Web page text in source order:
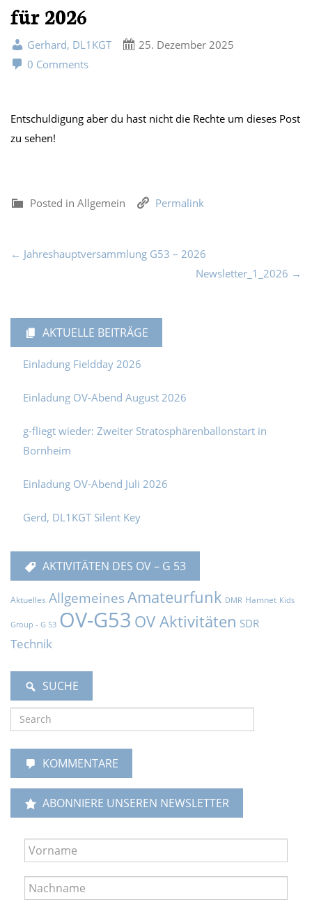
für 2026
Gerhard, DL1KGT
25. Dezember 2025
0 Comments
Entschuldigung aber du hast nicht die Rechte um dieses Post
zu sehen!
Posted in Allgemein Permalink
← Jahreshauptversammlung G53 – 2026
Newsletter_1_2026 →
AKTUELLE BEITRÄGE
Einladung Fieldday 2026
Einladung OV-Abend August 2026
g-fliegt wieder: Zweiter Stratosphärenballonstart in
Bornheim
Einladung OV-Abend Juli 2026
Gerd, DL1KGT Silent Key
AKTIVITÄTEN DES OV – G 53
Aktuelles Allgemeines Amateurfunk DMR Hamnet Kids
Group - G 53 OV-G53 OV Aktivitäten SDR
Technik
SUCHE
KOMMENTARE
ABONNIERE UNSEREN NEWSLETTER